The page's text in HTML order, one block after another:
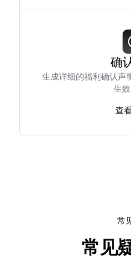
确
生成详细的福利确认声
生效
查
常
常见